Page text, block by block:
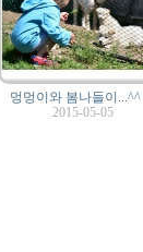
멍멍이와 봄나들이...^^
2015-05-05